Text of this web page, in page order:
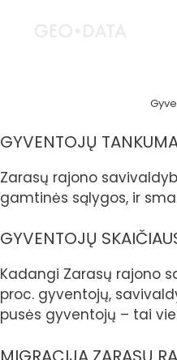
GYVENTOJŲ
Zarasų rajono
gamtinės sąlygos, ir
GYVENTOJŲ
Kadangi Zarasų rajono
proc. gyventojų,
pusės gyventojų – tai